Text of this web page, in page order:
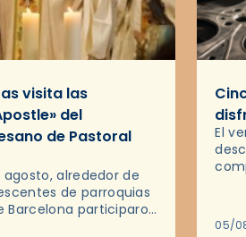
visita las
del
de Pastoral
agosto, alrededor de
de parroquias
Barcelona participaron
Apostle, organizadas
El
05/